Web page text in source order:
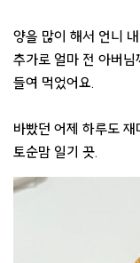
양을 많이 해서 언니
추가로 얼마 전 아버
들여 먹었어요.
바빴던 어제 하루도
토순맘 일기 끗.